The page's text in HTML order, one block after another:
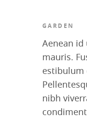
GARDEN
Aenean
mauris.
estibulum
nibh